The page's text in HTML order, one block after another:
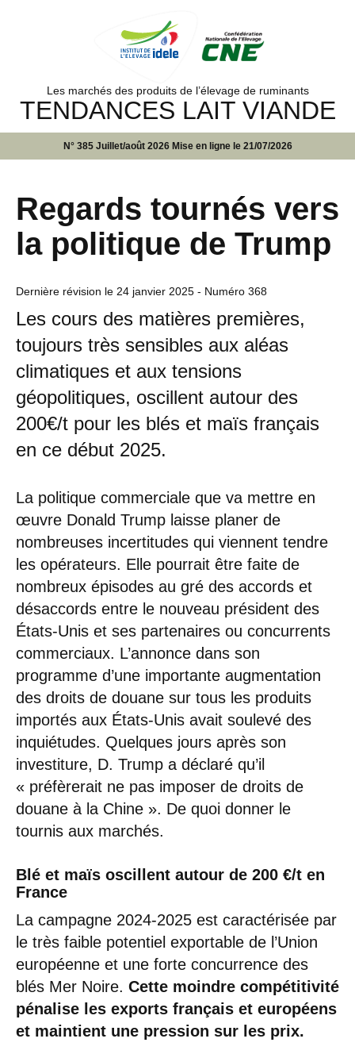
Les marchés des produits de l’élevage de ruminants
TENDANCES LAIT VIANDE
N° 385 Juillet/août 2026 Mise en ligne le 21/07/2026
Regards tournés vers
la politique de Trump
Dernière révision le 24 janvier 2025 - Numéro 368
Les cours des matières premières,
toujours très sensibles aux aléas
climatiques et aux tensions
géopolitiques, oscillent autour des
200€/t pour les blés et maïs français
en ce début 2025.
La politique commerciale que va mettre en
œuvre Donald Trump laisse planer de
nombreuses incertitudes qui viennent tendre
les opérateurs. Elle pourrait être faite de
nombreux épisodes au gré des accords et
désaccords entre le nouveau président des
États-Unis et ses partenaires ou concurrents
commerciaux. L’annonce dans son
programme d’une importante augmentation
des droits de douane sur tous les produits
importés aux États-Unis avait soulevé des
inquiétudes. Quelques jours après son
investiture, D. Trump a déclaré qu’il
« préfèrerait ne pas imposer de droits de
douane à la Chine ». De quoi donner le
tournis aux marchés.
Blé et maïs oscillent autour de 200 €/t en
France
La campagne 2024-2025 est caractérisée par
le très faible potentiel exportable de l’Union
européenne et une forte concurrence des
blés Mer Noire. Cette moindre compétitivité
pénalise les exports français et européens
et maintient une pression sur les prix.